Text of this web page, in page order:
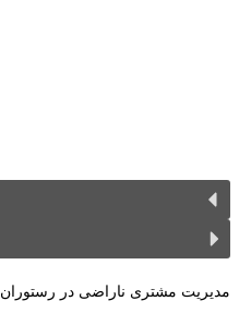
مدیریت مشتری ناراضی در رستوران